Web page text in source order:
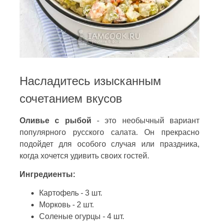
Насладитесь изысканным
сочетанием вкусов
Оливье с рыбой - это необычный вариант
популярного русского салата. Он прекрасно
подойдет для особого случая или праздника,
когда хочется удивить своих гостей.
Ингредиенты:
Картофель - 3 шт.
Морковь - 2 шт.
Соленые огурцы - 4 шт.